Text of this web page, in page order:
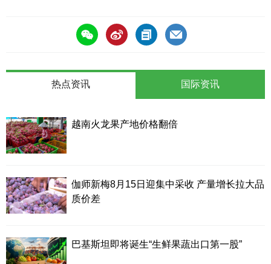
热点资讯
越南火龙果产地价格翻倍
伽师新梅8月15日迎集中采收 产量增长拉大品
质价差
巴基斯坦即将诞生“生鲜果蔬出口第一股”
国际资讯